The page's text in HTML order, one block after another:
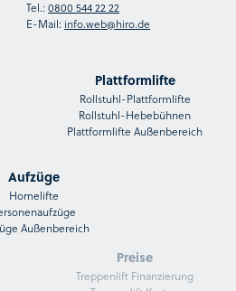
Tel.:0800 544 22 22
E-Mail: info.web@hiro.de
Plattformlifte
Rollstuhl-Plattformlifte
Rollstuhl-Hebebühnen
Plattformlifte Außenbereich
Aufzüge
Homelifte
Außenbereich
Preise
Treppenlift Finanzierung